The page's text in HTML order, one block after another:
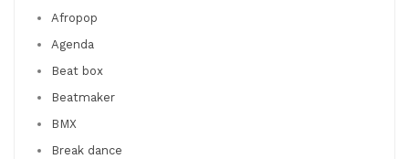
Afropop
Agenda
Beat box
Beatmaker
BMX
Break dance